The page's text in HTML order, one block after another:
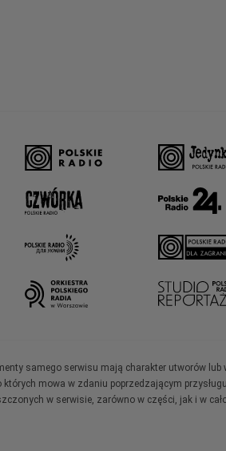
samego serwisu mają charakter utworów
mowa w zdaniu poprzedzającym
w serwisie, zarówno w części, jak i w